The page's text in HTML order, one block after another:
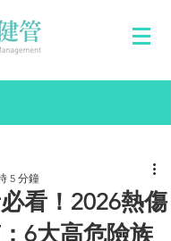
看！2026熱傷
6大高危險族
5 分鐘